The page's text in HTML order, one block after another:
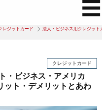
レジットカード 法人・ビジネス用クレジット
クレジットカード
・ビジネス・アメリカ
ット・デメリットとあわ